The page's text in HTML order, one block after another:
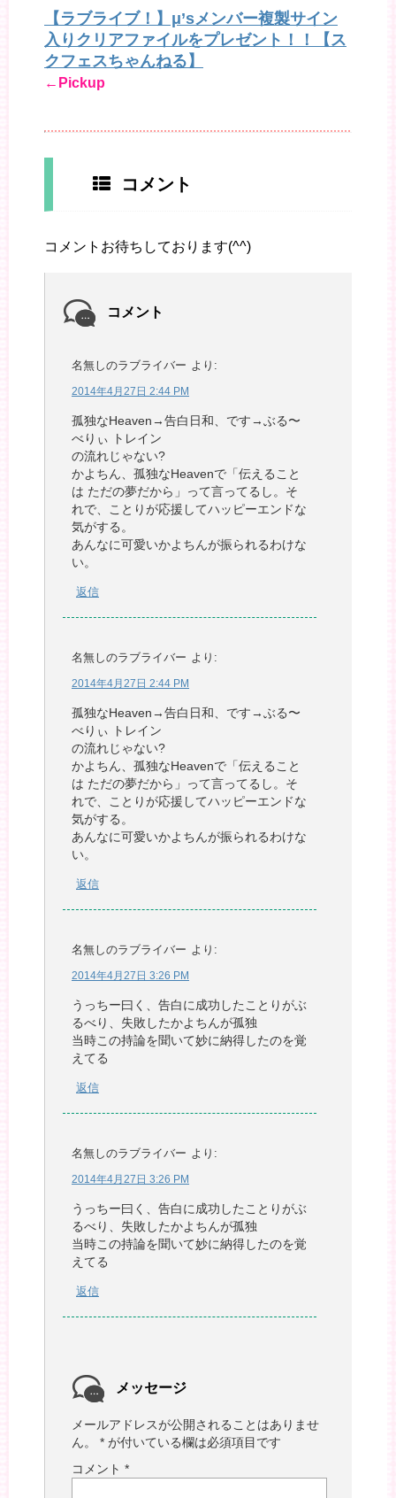
【ラブライブ！】μ’sメンバー複製サイン
入りクリアファイルをプレゼント！！【ス
クフェスちゃんねる】
←Pickup
コメント
コメントお待ちしております(^^)
コメント
名無しのラブライバー より:
2014年4月27日 2:44 PM
孤独なHeaven→告白日和、です→ぶる〜
べりぃ トレイン
の流れじゃない?
かよちん、孤独なHeavenで「伝えること
は ただの夢だから」って言ってるし。そ
れで、ことりが応援してハッピーエンドな
気がする。
あんなに可愛いかよちんが振られるわけな
い。
返信
名無しのラブライバー より:
2014年4月27日 2:44 PM
孤独なHeaven→告白日和、です→ぶる〜
べりぃ トレイン
の流れじゃない?
かよちん、孤独なHeavenで「伝えること
は ただの夢だから」って言ってるし。そ
れで、ことりが応援してハッピーエンドな
気がする。
あんなに可愛いかよちんが振られるわけな
い。
返信
名無しのラブライバー より:
2014年4月27日 3:26 PM
うっちー曰く、告白に成功したことりがぶ
るべり、失敗したかよちんが孤独
当時この持論を聞いて妙に納得したのを覚
えてる
返信
名無しのラブライバー より:
2014年4月27日 3:26 PM
うっちー曰く、告白に成功したことりがぶ
るべり、失敗したかよちんが孤独
当時この持論を聞いて妙に納得したのを覚
えてる
返信
メッセージ
メールアドレスが公開されることはありませ
ん。
* が付いている欄は必須項目です
コメント *